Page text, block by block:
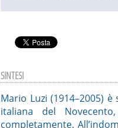
SINTESI
Mario Luzi (1914–2005)
italiana del
completamente.